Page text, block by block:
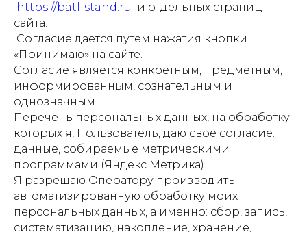
https://batl-stand.ru
и отдельных страниц
сайта.
Согласие дается путем нажатия кнопки
«Принимаю» на сайте.
Согласие является конкретным, предметным,
информированным, сознательным и
однозначным.
Перечень персональных данных, на обработку
которых я, Пользователь, даю свое согласие:
данные, собираемые метрическими
программами (Яндекс Метрика).
Я разрешаю Оператору производить
автоматизированную обработку моих
персональных данных, а именно: сбор, запись,
систематизацию, накопление, хранение,